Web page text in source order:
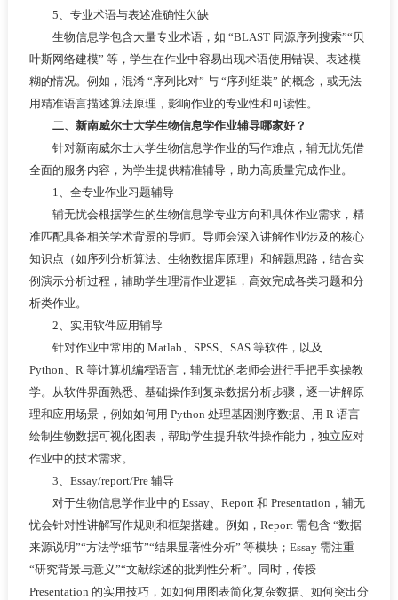
5、专业术语与表述准确性欠缺
生物信息学包含大量专业术语，如 “BLAST 同源序列搜索”“贝
叶斯网络建模” 等，学生在作业中容易出现术语使用错误、表述模
糊的情况。例如，混淆 “序列比对” 与 “序列组装” 的概念，或无法
用精准语言描述算法原理，影响作业的专业性和可读性。
二、新南威尔士大学生物信息学作业辅导哪家好？
针对新南威尔士大学生物信息学作业的写作难点，辅无忧凭借
全面的服务内容，为学生提供精准辅导，助力高质量完成作业。
1、全专业作业习题辅导
辅无忧会根据学生的生物信息学专业方向和具体作业需求，精
准匹配具备相关学术背景的导师。导师会深入讲解作业涉及的核心
知识点（如序列分析算法、生物数据库原理）和解题思路，结合实
例演示分析过程，辅助学生理清作业逻辑，高效完成各类习题和分
析类作业。
2、实用软件应用辅导
针对作业中常用的 Matlab、SPSS、SAS 等软件，以及
Python、R 等计算机编程语言，辅无忧的老师会进行手把手实操教
学。从软件界面熟悉、基础操作到复杂数据分析步骤，逐一讲解原
理和应用场景，例如如何用 Python 处理基因测序数据、用 R 语言
绘制生物数据可视化图表，帮助学生提升软件操作能力，独立应对
作业中的技术需求。
3、Essay/report/Pre 辅导
对于生物信息学作业中的 Essay、Report 和 Presentation，辅无
忧会针对性讲解写作规则和框架搭建。例如，Report 需包含 “数据
来源说明”“方法学细节”“结果显著性分析” 等模块；Essay 需注重
“研究背景与意义”“文献综述的批判性分析”。同时，传授
Presentation 的实用技巧，如如何用图表简化复杂数据、如何突出分